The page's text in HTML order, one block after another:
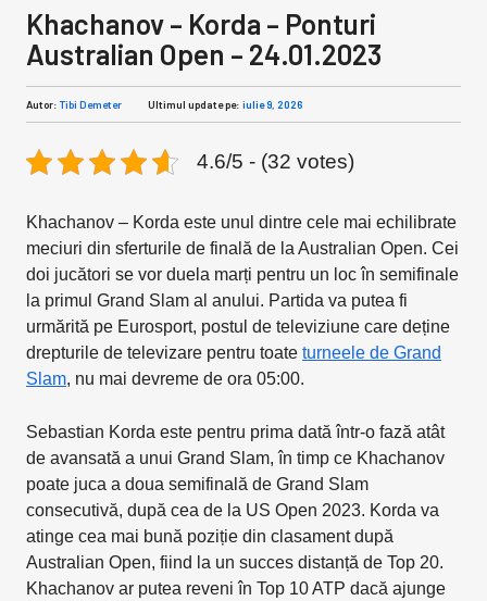
Khachanov – Korda – Ponturi
Australian Open – 24.01.2023
Autor: Tibi Demeter Ultimul update pe: iulie 9, 2026
4.6/5 - (32 votes)
Khachanov – Korda este unul dintre cele mai echilibrate
meciuri din sferturile de finală de la Australian Open. Cei
doi jucători se vor duela marți pentru un loc în semifinale
la primul Grand Slam al anului. Partida va putea fi
urmărită pe Eurosport, postul de televiziune care deține
drepturile de televizare pentru toate turneele de Grand
Slam, nu mai devreme de ora 05:00.
Sebastian Korda este pentru prima dată într-o fază atât
de avansată a unui Grand Slam, în timp ce Khachanov
poate juca a doua semifinală de Grand Slam
consecutivă, după cea de la US Open 2023. Korda va
atinge cea mai bună poziție din clasament după
Australian Open, fiind la un succes distanță de Top 20.
Khachanov ar putea reveni în Top 10 ATP dacă ajunge